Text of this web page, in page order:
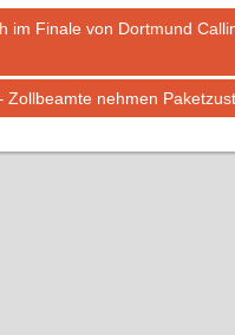
im Finale von Dortmund
nehmen